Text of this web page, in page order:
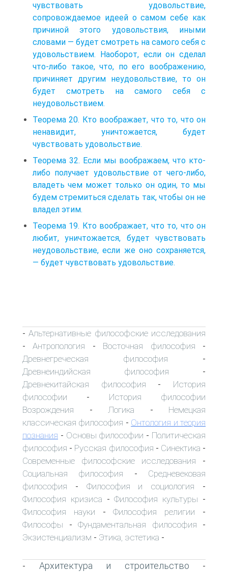
чувствовать удовольствие,
сопровождаемое идеей о самом себе как
причиной этого удовольствия, иными
словами — будет смотреть на самого себя с
удовольствием. Наоборот, если он сделал
что-либо такое, что, по его воображению,
причиняет другим неудовольствие, то он
будет смотреть на самого себя с
неудовольствием.
Теорема 20. Кто воображает, что то, что он
ненавидит, уничтожается, будет
чувствовать удовольствие.
Теорема 32. Если мы воображаем, что кто-
либо получает удовольствие от чего-либо,
владеть чем может только он один, то мы
будем стремиться сделать так, чтобы он не
владел этим.
Теорема 19. Кто воображает, что то, что он
любит, уничтожается, будет чувствовать
неудовольствие, если же оно сохраняется,
— будет чувствовать удовольствие.
-Альтернативные философские исследования
-Антропология - Восточная философия -
Древнегреческая философия -
Древнеиндийская философия -
Древнекитайская философия - История
философии - История философии
Возрождения - Логика - Немецкая
классическая философия - Онтология и теория
познания - Основы философии - Политическая
философия - Русская философия - Синектика -
Современные философские исследования -
Социальная философия - Средневековая
философия - Философия и социология -
Философия кризиса -Философия культуры -
Философия науки -Философия религии -
Философы - Фундаментальная философия -
Экзистенциализм - Этика, эстетика -
- Архитектура и строительство -